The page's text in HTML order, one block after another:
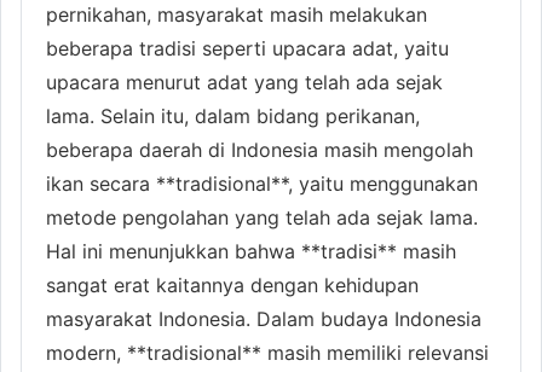
pernikahan, masyarakat masih melakukan
beberapa tradisi seperti upacara adat, yaitu
upacara menurut adat yang telah ada sejak
lama. Selain itu, dalam bidang perikanan,
beberapa daerah di Indonesia masih mengolah
ikan secara **tradisional**, yaitu menggunakan
metode pengolahan yang telah ada sejak lama.
Hal ini menunjukkan bahwa **tradisi** masih
sangat erat kaitannya dengan kehidupan
masyarakat Indonesia. Dalam budaya Indonesia
modern, **tradisional** masih memiliki relevansi